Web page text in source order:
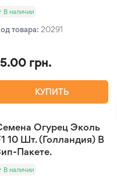
В наличии
товара: 20291
грн.
КУПИТЬ
Огурец Эколь
10 Шт. (Голландия) В
Пакете.
В наличии